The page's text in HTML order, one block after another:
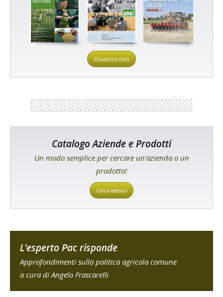
Visualizza tutti
Catalogo Aziende e Prodotti
Un modo semplice per cercare un'azienda o un
prodotto!
Cerca adesso
L'esperto Pac risponde
Approfondimenti sulla politica agricola comune
a cura di Angelo Frascarelli